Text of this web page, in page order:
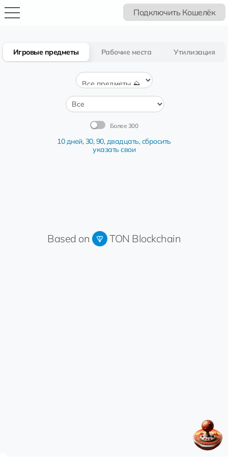
Подключить Кошелёк
Игровые предметы Рабочие места Утилизация
Более 300
10 дней,30,90,двадцать,сбросить
указать свои
Based on TON Blockchain